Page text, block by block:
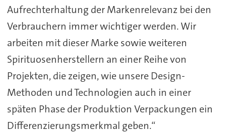
Aufrechterhaltung der Markenrelevanz bei den
Verbrauchern immer wichtiger werden. Wir
arbeiten mit dieser Marke sowie weiteren
Spirituosenherstellern an einer Reihe von
Projekten, die zeigen, wie unsere Design-
Methoden und Technologien auch in einer
späten Phase der Produktion Verpackungen ein
Differenzierungsmerkmal geben.“